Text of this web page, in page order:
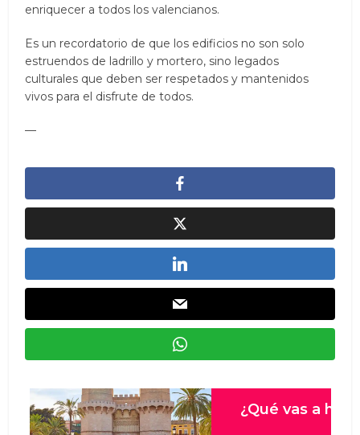
enriquecer a todos los valencianos.
Es un recordatorio de que los edificios no son solo
estruendos de ladrillo y mortero, sino legados
culturales que deben ser respetados y mantenidos
vivos para el disfrute de todos.
—